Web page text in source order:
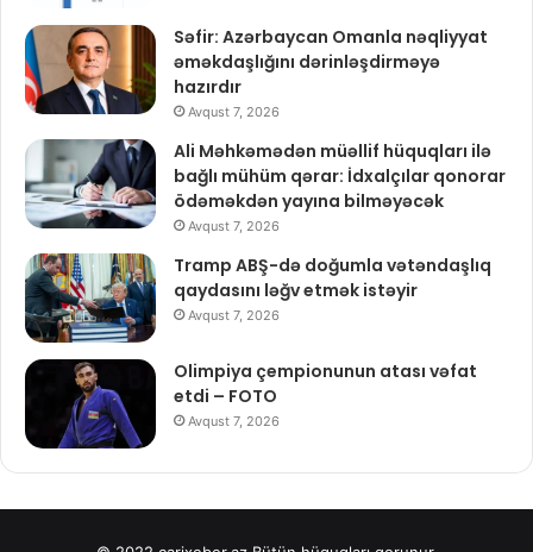
Səfir: Azərbaycan Omanla nəqliyyat
əməkdaşlığını dərinləşdirməyə
hazırdır
Avqust 7, 2026
Ali Məhkəmədən müəllif hüquqları ilə
bağlı mühüm qərar: İdxalçılar qonorar
ödəməkdən yayına bilməyəcək
Avqust 7, 2026
Tramp ABŞ-də doğumla vətəndaşlıq
qaydasını ləğv etmək istəyir
Avqust 7, 2026
Olimpiya çempionunun atası vəfat
etdi – FOTO
Avqust 7, 2026